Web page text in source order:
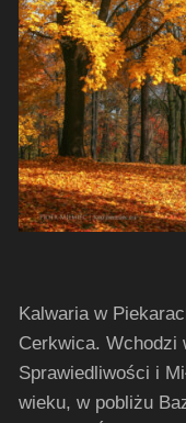
Kalwaria w
Cerkwica. Wchodzi
Sprawiedliwości i
wieku, w pobliżu